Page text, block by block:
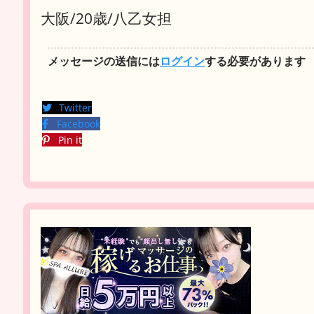
大阪/20歳/八乙女担
メッセージの送信にはログインする必要があります
Twitter
Facebook
Pin it